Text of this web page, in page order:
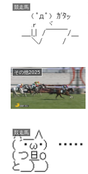
競走馬
その他2025
競走馬